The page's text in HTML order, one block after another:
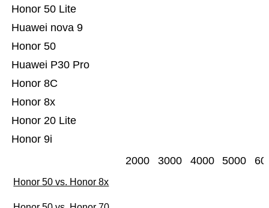
Honor 9i
Honor 20 Lite
Honor 8x
Honor 8C
Huawei P30 Pro
Honor 50
Huawei nova 9
Honor 50 Lite
2000 3000 4000 5000
Honor 50 vs. Honor 8x